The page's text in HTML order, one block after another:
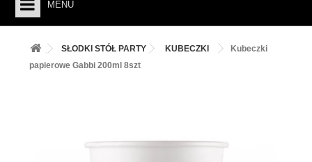
MENU
PIECZENIE
AKCESORIA IMPREZOWE
SŁODKI STÓŁ PARTY KUBECZKI
Kubeczki
papierowe Gabbi 200ml 8szt